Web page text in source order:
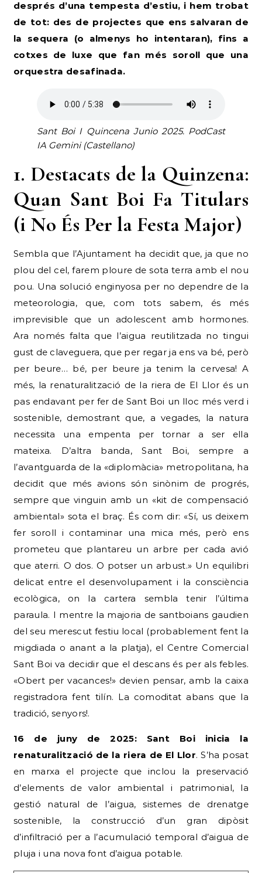
després d’una tempesta d’estiu, i hem trobat
de tot: des de projectes que ens salvaran de
la sequera (o almenys ho intentaran), fins a
cotxes de luxe que fan més soroll que una
orquestra desafinada.
Sant Boi I Quincena Junio 2025. PodCast
IA Gemini (Castellano)
1. Destacats de la Quinzena:
Quan Sant Boi Fa Titulars
(i No És Per la Festa Major)
Sembla que l’Ajuntament ha decidit que, ja que no
plou del cel, farem ploure de sota terra amb el nou
pou. Una solució enginyosa per no dependre de la
meteorologia, que, com tots sabem, és més
imprevisible que un adolescent amb hormones.
Ara només falta que l’aigua reutilitzada no tingui
gust de claveguera, que per regar ja ens va bé, però
per beure… bé, per beure ja tenim la cervesa! A
més, la renaturalització de la riera de El Llor és un
pas endavant per fer de Sant Boi un lloc més verd i
sostenible, demostrant que, a vegades, la natura
necessita una empenta per tornar a ser ella
mateixa. D’altra banda, Sant Boi, sempre a
l’avantguarda de la «diplomàcia» metropolitana, ha
decidit que més avions són sinònim de progrés,
sempre que vinguin amb un «kit de compensació
ambiental» sota el braç. És com dir: «Sí, us deixem
fer soroll i contaminar una mica més, però ens
prometeu que plantareu un arbre per cada avió
que aterri. O dos. O potser un arbust.» Un equilibri
delicat entre el desenvolupament i la consciència
ecològica, on la cartera sembla tenir l’última
paraula. I mentre la majoria de santboians gaudien
del seu merescut festiu local (probablement fent la
migdiada o anant a la platja), el Centre Comercial
Sant Boi va decidir que el descans és per als febles.
«Obert per vacances!» devien pensar, amb la caixa
registradora fent tilín. La comoditat abans que la
tradició, senyors!.
16 de juny de 2025: Sant Boi inicia la
renaturalització de la riera de El Llor. S’ha posat
en marxa el projecte que inclou la preservació
d’elements de valor ambiental i patrimonial, la
gestió natural de l’aigua, sistemes de drenatge
sostenible, la construcció d’un gran dipòsit
d’infiltració per a l’acumulació temporal d’aigua de
pluja i una nova font d’aigua potable.